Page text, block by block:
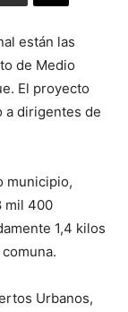
están las
de Medio
El proyecto
a dirigentes de
municipio,
mil 400
1,4 kilos
Urbanos,